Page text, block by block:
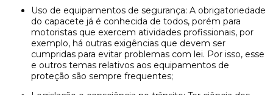
Uso de equipamentos de segurança: A obrigatoriedade
do capacete já é conhecida de todos, porém para
motoristas que exercem atividades profissionais, por
exemplo, há outras exigências que devem ser
cumpridas para evitar problemas com lei. Por isso, esse
e outros temas relativos aos equipamentos de
proteção são sempre frequentes;